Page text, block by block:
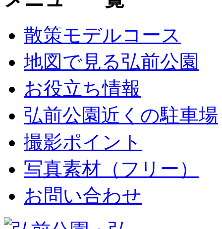
散策モデルコース
地図で見る弘前公園
お役立ち情報
弘前公園近くの駐車場
撮影ポイント
写真素材（フリー）
お問い合わせ